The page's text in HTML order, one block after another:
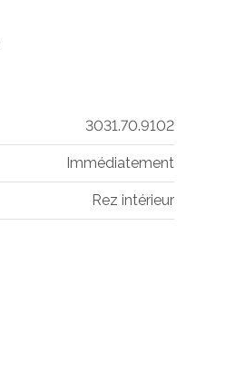
3031.70.9102
Immédiatement
Rez intérieur